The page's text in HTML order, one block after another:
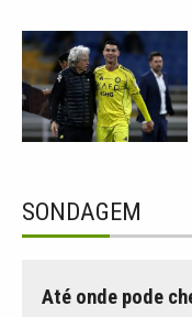
SONDAGEM
Até onde pode